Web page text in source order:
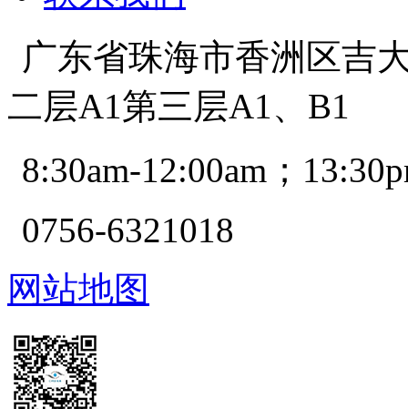
广东省珠海市香洲区吉
二层A1第三层A1、B1
8:30am-12:00am；
0756-6321018
网站地图